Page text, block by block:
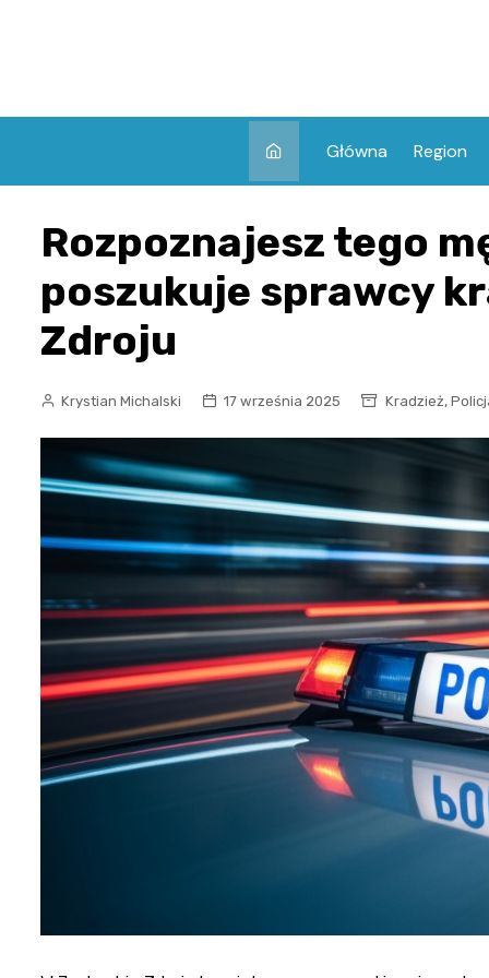
Główna Region
Rozpoznajesz tego
poszukuje sprawcy
Zdroju
Krystian Michalski 17 września 2025 Kradzież,